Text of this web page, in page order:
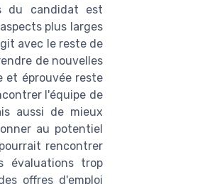
du candidat est
plus larges
avec le reste de
de nouvelles
et éprouvée reste
l'équipe de
aussi de mieux
au potentiel
rencontrer
évaluations trop
offres d'emploi